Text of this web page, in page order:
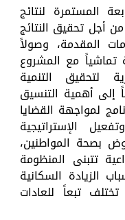
المستمرة لنتائج
أجل تحقيق النتائج
المقدمة، وصولاً
تماشياً مع المشروع
لتحقيق التنمية
مصر 2030، لافتاً إلى أهمية التنسيق
لمواجهة القضايا
الإستراتيجية
بصحة المواطنين،
تتبنى المنظومة
الزيادة السكانية
تبعاً للعادات